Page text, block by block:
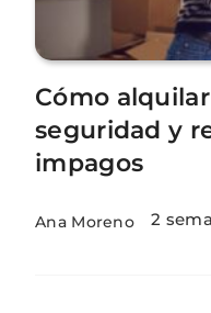
Cómo
seguridad y
impagos
Ana Moreno 2